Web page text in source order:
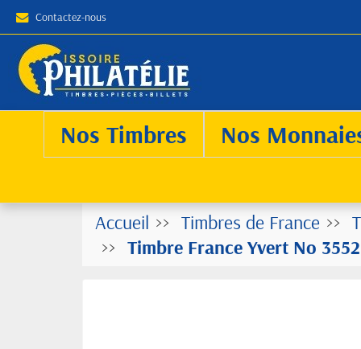
Contactez-nous
Nos Timbres Nos
Accueil Timbres de France
Timbre France Yvert No